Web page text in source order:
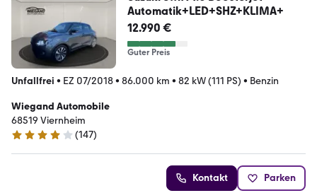
Automatik+LED+SHZ+KLIMA+
12.990 €
Guter Preis
Unfallfrei • EZ 07/2018• 86.000 km • 82 kW (111 PS) • Benzin
Wiegand Automobile
68519 Viernheim
3.8 Sterne
(147)
Kontakt Parken